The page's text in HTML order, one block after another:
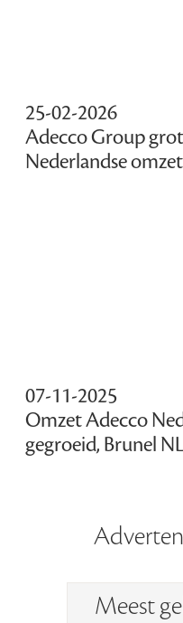
25-02-2026
Adecco Group
Nederlandse
07-11-2025
Omzet Adecco
gegroeid, Brunel
Meest